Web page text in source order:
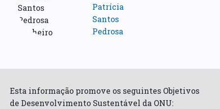
Patrícia
Santos
Pedrosa
Esta informação promove os seguintes Objetivos
de Desenvolvimento Sustentável da ONU: